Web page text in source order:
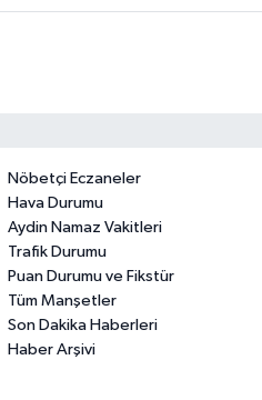
Nöbetçi Eczaneler
Hava Durumu
Aydin Namaz Vakitleri
Trafik Durumu
Puan Durumu ve Fikstür
Tüm Manşetler
Son Dakika Haberleri
Haber Arşivi